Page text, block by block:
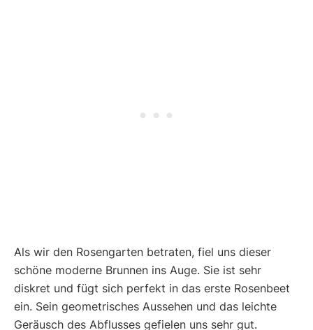
Als wir den Rosengarten betraten, fiel uns dieser
schöne moderne Brunnen ins Auge. Sie ist sehr
diskret und fügt sich perfekt in das erste Rosenbeet
ein. Sein geometrisches Aussehen und das leichte
Geräusch des Abflusses gefielen uns sehr gut.